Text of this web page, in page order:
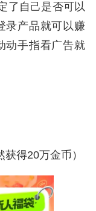
了自己是否可以
录产品就可以赚
动手指看广告就
得20万金币）